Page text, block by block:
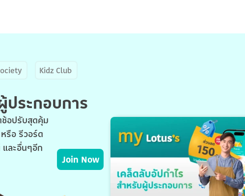
Kidz Club
ประกอบการ
อปรับสุดคุ้ม
รือ รีวอร์ด
และอื่นๆอีก
Join Now